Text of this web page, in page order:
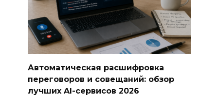
Автоматическая расшифровка
переговоров и совещаний: обзор
лучших AI-сервисов 2026